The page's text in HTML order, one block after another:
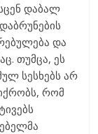
დაბალ
და
თუმცა, ეს
სესხებს არ
რომ